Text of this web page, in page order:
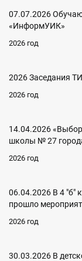
07.07.2026
«ИнформУИК»
2026 год
2026 Заседания
2026 год
14.04.2026
школы № 27
2026 год
06.04.2026 В 4 "б"
прошло
2026 год
30.03.2026 В